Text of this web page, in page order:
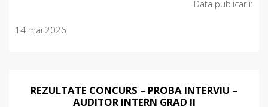
Data publicarii:
14 mai 2026
REZULTATE CONCURS – PROBA INTERVIU –
AUDITOR INTERN GRAD II